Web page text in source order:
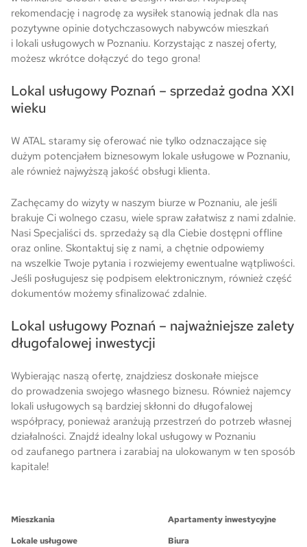
rekomendację i nagrodę za wysiłek stanowią jednak dla nas
pozytywne opinie dotychczasowych nabywców mieszkań
i lokali usługowych w Poznaniu. Korzystając z naszej oferty,
możesz wkrótce dołączyć do tego grona!
Lokal usługowy Poznań – sprzedaż godna XXI
wieku
W ATAL staramy się oferować nie tylko odznaczające się
dużym potencjałem biznesowym lokale usługowe w Poznaniu,
ale również najwyższą jakość obsługi klienta.
Zachęcamy do wizyty w naszym biurze w Poznaniu, ale jeśli
brakuje Ci wolnego czasu, wiele spraw załatwisz z nami zdalnie.
Nasi Specjaliści ds. sprzedaży są dla Ciebie dostępni offline
oraz online. Skontaktuj się z nami, a chętnie odpowiemy
na wszelkie Twoje pytania i rozwiejemy ewentualne wątpliwości.
Jeśli posługujesz się podpisem elektronicznym, również część
dokumentów możemy sfinalizować zdalnie.
Lokal usługowy Poznań – najważniejsze zalety
długofalowej inwestycji
Wybierając naszą ofertę, znajdziesz doskonałe miejsce
do prowadzenia swojego własnego biznesu. Również najemcy
lokali usługowych są bardziej skłonni do długofalowej
współpracy, ponieważ aranżują przestrzeń do potrzeb własnej
działalności. Znajdź idealny lokal usługowy w Poznaniu
od zaufanego partnera i zarabiaj na ulokowanym w ten sposób
kapitale!
Mieszkania
Apartamenty inwestycyjne
Lokale usługowe
Biura